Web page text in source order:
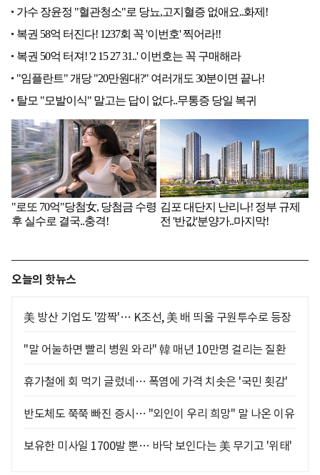
오늘의 핫뉴스
美 방산 기업도 '깜짝'… K조선, 美 배 띄울 구원투수로 등장
"말 어눌하면 빨리 병원 와라" 韓 매년 10만명 걸리는 질환
휴가철에 회 먹기 글렀네… 폭염에 가격 치솟은 '국민 횟감'
반도체도 쭉쭉 빠진 증시… "외인이 우리 희망" 말 나온 이유
보유한 미사일 1700발 뿐… 바닥 보인다는 美 무기고 '위태'